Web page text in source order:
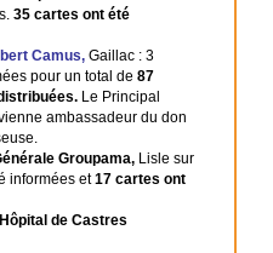
35 cartes ont été
Camus, Gaillac : 3
pour un total de 87
Le Principal
ambassadeur du don
Groupama, Lisle sur
informées et17 cartes ont
de Castres